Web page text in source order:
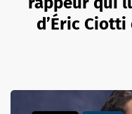
d’Éric